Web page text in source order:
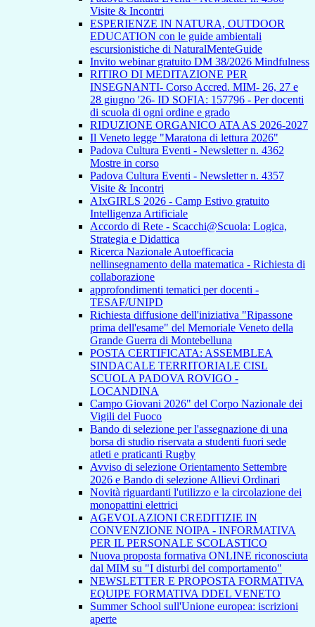
Visite & Incontri
ESPERIENZE IN NATURA, OUTDOOR
EDUCATION con le guide ambientali
escursionistiche di NaturalMenteGuide
Invito webinar gratuito DM 38/2026 Mindfulness
RITIRO DI MEDITAZIONE PER
INSEGNANTI- Corso Accred. MIM- 26, 27 e
28 giugno '26- ID SOFIA: 157796 - Per docenti
di scuola di ogni ordine e grado
RIDUZIONE ORGANICO ATA AS 2026-2027
Il Veneto legge "Maratona di lettura 2026"
Padova Cultura Eventi - Newsletter n. 4362
Mostre in corso
Padova Cultura Eventi - Newsletter n. 4357
Visite & Incontri
AIxGIRLS 2026 - Camp Estivo gratuito
Intelligenza Artificiale
Accordo di Rete - Scacchi@Scuola: Logica,
Strategia e Didattica
Ricerca Nazionale Autoefficacia
nellinsegnamento della matematica - Richiesta di
collaborazione
approfondimenti tematici per docenti -
TESAF/UNIPD
Richiesta diffusione dell'iniziativa "Ripassone
prima dell'esame" del Memoriale Veneto della
Grande Guerra di Montebelluna
POSTA CERTIFICATA: ASSEMBLEA
SINDACALE TERRITORIALE CISL
SCUOLA PADOVA ROVIGO -
LOCANDINA
Campo Giovani 2026" del Corpo Nazionale dei
Vigili del Fuoco
Bando di selezione per l'assegnazione di una
borsa di studio riservata a studenti fuori sede
atleti e praticanti Rugby
Avviso di selezione Orientamento Settembre
2026 e Bando di selezione Allievi Ordinari
Novità riguardanti l'utilizzo e la circolazione dei
monopattini elettrici
AGEVOLAZIONI CREDITIZIE IN
CONVENZIONE NOIPA - INFORMATIVA
PER IL PERSONALE SCOLASTICO
Nuova proposta formativa ONLINE riconosciuta
dal MIM su "I disturbi del comportamento"
NEWSLETTER E PROPOSTA FORMATIVA
EQUIPE FORMATIVA DDEL VENETO
Summer School sull'Unione europea: iscrizioni
aperte